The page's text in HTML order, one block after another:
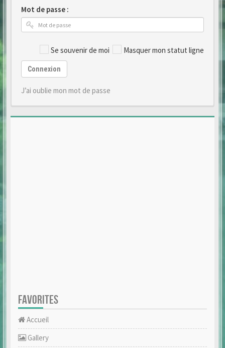
Mot de passe :
Se souvenir de moi Masquer mon statut ligne
Connexion
J’ai oublie mon mot de passe
FAVORITES
Accueil
Gallery